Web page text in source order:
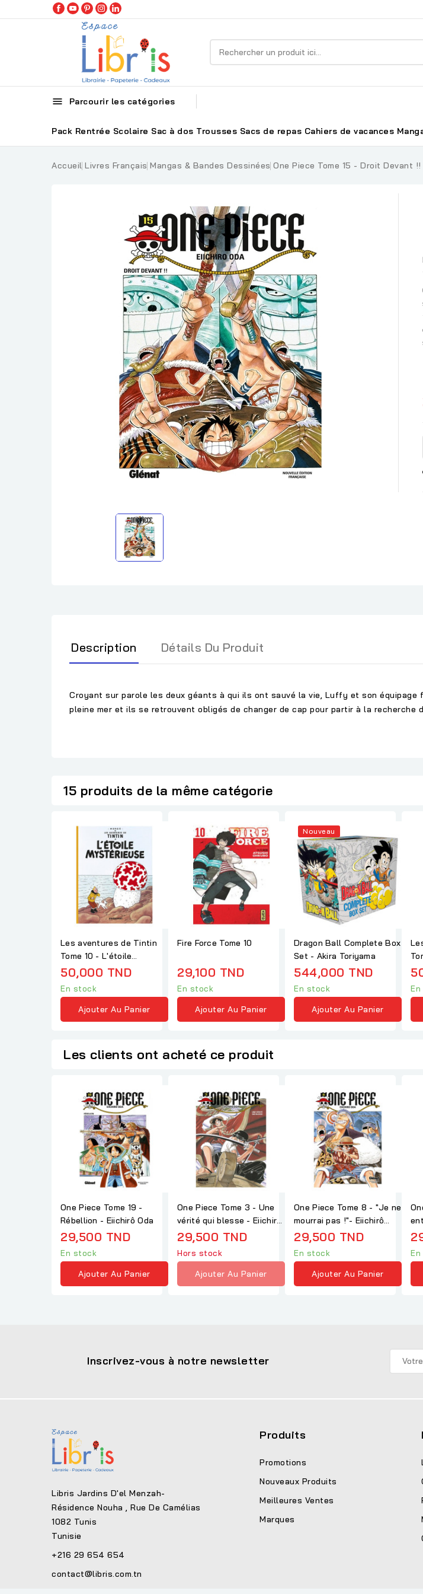
 Parcourir les catégories
Pack Rentrée Scolaire Sac à dos Trousses Sacs de repas Cahiers de vacances
Accueil Livres Français Mangas & Bandes Dessinées One Piece Tome 15 - Droit Devant
Description Détails Du Produit
Croyant sur parole les deux géants à qui ils ont sauvé la vie, Luffy et son
pleine mer et ils se retrouvent obligés de changer de cap pour partir à la recherche
15 produits de la même catégorie
Les aventures de Tintin
Tome 10 - L'étoile
mystérieuse
50,000 TND
En stock
Ajouter Au Panier
Fire Force Tome 10
29,100 TND
En stock
Ajouter Au Panier
Nouveau
Dragon Ball Complete Box
Set - Akira Toriyama
544,000 TND
En stock
Ajouter Au Panier
Les clients ont acheté ce produit
One Piece Tome 19 -
Rébellion - Eiichirô Oda
29,500 TND
En stock
Ajouter Au Panier
One Piece Tome 3 - Une
vérité qui blesse - Eiichirô
Oda
29,500 TND
Hors stock
Ajouter Au Panier
One Piece Tome 8 - "Je ne
mourrai pas !"- Eiichirô
Oda
29,500 TND
En stock
Ajouter Au Panier
Inscrivez-vous à notre newsletter
Libris Jardins D'el Menzah-
Résidence Nouha , Rue De Camélias
1082 Tunis
Tunisie
+216 29 654 654
contact@libris.com.tn
Produits
Promotions
Nouveaux Produits
Meilleures Ventes
Marques